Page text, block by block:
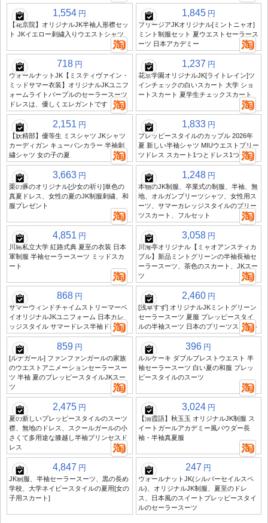
1,554 円
【花京院】オリジナルJK半袖人形襟セッ
ト JKイエロー刺繍入りウエストシャツ
1,845 円
フリージアJKオリジナル[ミントニャオ]
ミント制服セット 夏ウエストセーラース
ーツ 日本アカデミー
718 円
ウォールナットJK【ミスティヴァイン・
ミッドサマー衣装】オリジナルJKユニフ
ォームライトパープルのセーラースーツ
ドレスは、優しくエレガントです
1,237 円
花京学園オリジナルJK[ライトレイン]ツ
インチェックの白いスカート 大学 ショ
ートスカート 夏学生チェックスカート
2,151 円
【妖精部】優等生 ミスシャツ JKシャツ
カーディガン キューバンカラー 半袖刺
繍シャツ 女の子の夏
1,833 円
プレッピースタイルのカップル 2026年
夏 新しい半袖シャツ MIUウエストプリー
ツドレス スカート1つとドレス1つ
3,663 円
栗の豚のオリジナル[少女の祈り]単色の
真夏ドレス、女性の夏のJK制服刺繍、和
服プレゼント
1,248 円
本物のJK制服、卒業式の制服、半袖、無
地、オルガンプリーツシャツ、女性用ス
ーツ、サマーカレッジスタイルのプリー
ツスカート、フルセット
4,851 円
川島私立大学 紅路式典 夏至の衣装 日本
軍制服 半袖セーラースーツ ミッドスカ
ート
3,058 円
川海亭オリジナル【ミャオアンスティカ
ブル】新品ミントグリーンの半袖長袖セ
ーラースーツ、茶色のスカート、JKスー
ツ
868 円
サマーウィンドチャイムストリーマーベ
イオリジナルJKユニフォーム 日本カレ
ッジスタイル サマードレス半袖ドレス
2,460 円
[浅草すず] オリジナルJKミントグリーン
セーラースーツ 夏服 プレッピースタイ
ルの半袖スーツ 日本のプリーツスカート
859 円
[ルナガール] ファンファンガールの家族
のウエストアニメーションセーラースー
ツ 半袖 夏のプレッピースタイルJKスー
ツ
396 円
ルルケーキ ダブルブレストウエスト 半
袖セーラースーツ 白い夏の和服 プレッ
ピースタイルのスーツ
2,475 円
夏の新しいプレッピースタイルのスーツ
襟、無地のドレス、スクールガールの小
さくて多用途な膝越し半袖プリンセスド
レス
3,024 円
【清霞語】秋玉玉 オリジナルJK制服 ス
イートガールアカデミー風パウダー長
袖・半袖真夏服
4,847 円
JK制服、半袖セーラースーツ、黒の長め
学校、大学ネイビースタイルの夏用[女の
子用スカート]
247 円
ウォールナットJK(シルバーセイルスペ
ル)、オリジナルJK制服、夏至のドレ
ス、日本風のスイートプレッピースタイ
ルのセーラースーツ